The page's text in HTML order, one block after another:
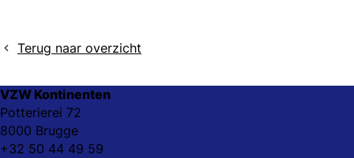
Terug naar overzicht
VZW Kontinenten
Potterierei 72
8000 Brugge
+32 50 44 49 59